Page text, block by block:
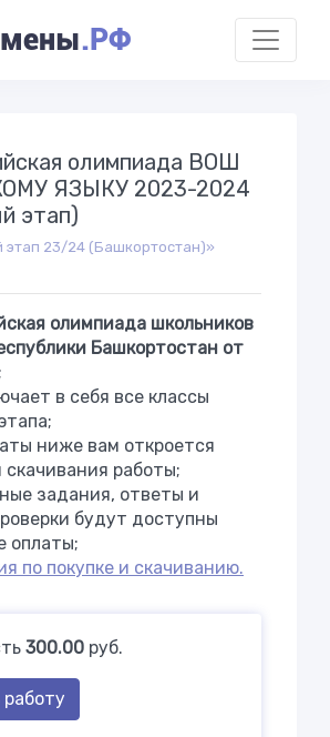
.РФ
олимпиада ВОШ
ЯЗЫКУ 2023-2024
этап)
этап 23/24 (Башкортостан)»
олимпиада школьников
Башкортостан от
;
в себя все классы
ниже вам откроется
скачивания работы;
задания, ответы и
будут доступны
оплаты;
по покупке и скачиванию.
300.00 руб.
работу